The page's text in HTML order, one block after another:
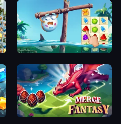
Sugar Heroes
Merge Fantasy